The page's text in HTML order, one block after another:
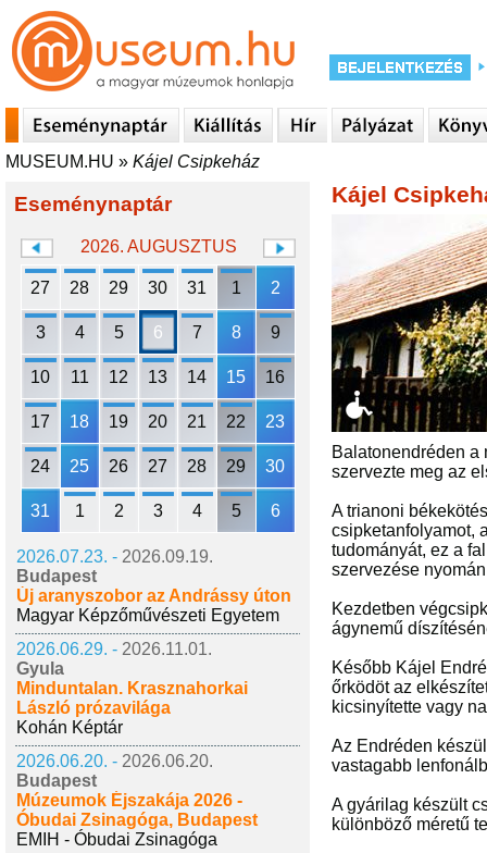
MUSEUM.HU » Kájel Csipkeház
Eseménynaptár
2026. AUGUSZTUS
27 28 29 30 31 1 2
3 4 5 6 7 8 9
10 11 12 13 14 15 16
17 18 19 20 21 22 23
24 25 26 27 28 29 30
31 1 2 3 4 5 6
2026.07.23. - 2026.09.19.
Budapest
Új aranyszobor az Andrássy úton
Magyar Képzőművészeti Egyetem
2026.06.29. - 2026.11.01.
Gyula
Minduntalan. Krasznahorkai
László prózavilága
Kohán Képtár
2026.06.20. - 2026.06.20.
Budapest
Múzeumok Éjszakája 2026 -
Óbudai Zsinagóga, Budapest
EMIH - Óbudai Zsinagóga
Kájel
Balatonendréden a
szervezte meg az
A trianoni
csipketanfolyamot,
tudományát, ez a
szervezése
Kezdetben
ágynemű
Később Kájel
őrködöt az
kicsinyítette vagy
Az Endréden
vastagabb
A gyárilag készült
különböző méretű